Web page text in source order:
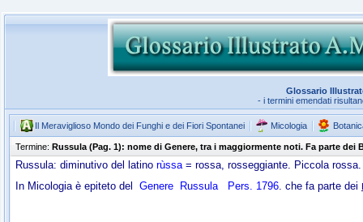
Glossario
- i termini emendati
Il Meraviglioso Mondo dei Funghi e dei Fiori Spontanei Micologia
Termine: Russula (Pag. 1): nome di Genere, tra i maggiormente noti. Fa parte dei
Russula: diminutivo del latino rùssa= rossa, rosseggiante. Piccola rossa.
In Micologia è epiteto del Genere RussulaPers. 1796. che fa parte dei